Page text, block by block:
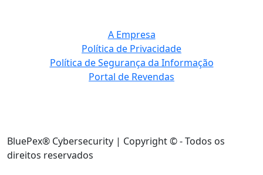
A Empresa
Política de Privacidade
Política de Segurança da Informação
Portal de Revendas
BluePex® Cybersecurity | Copyright © - Todos os
direitos reservados